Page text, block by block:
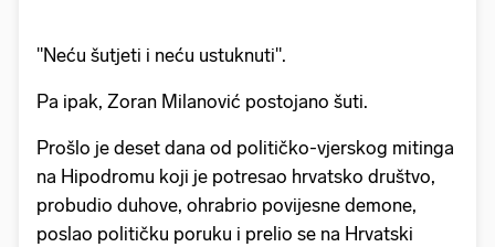
"Neću šutjeti i neću ustuknuti".
Pa ipak, Zoran Milanović postojano šuti.
Prošlo je deset dana od političko-vjerskog mitinga
na Hipodromu koji je potresao hrvatsko društvo,
probudio duhove, ohrabrio povijesne demone,
poslao političku poruku i prelio se na Hrvatski